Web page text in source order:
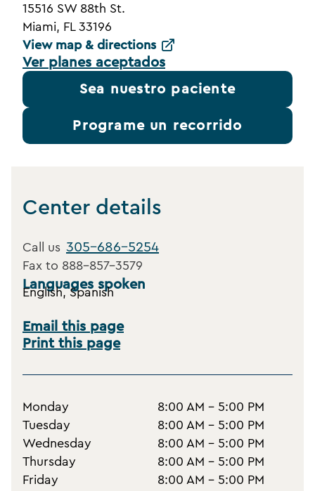
15516 SW 88th St.
Miami, FL 33196
View map & directions
Ver planes aceptados
Sea nuestro paciente
Programe un recorrido
Center details
Call us 305-686-5254
Fax to 888-857-3579
Languages spoken
English, Spanish
Email this page
Print this page
Monday
Tuesday
Wednesday
Thursday
Friday
8:00 AM - 5:00 PM
8:00 AM - 5:00 PM
8:00 AM - 5:00 PM
8:00 AM - 5:00 PM
8:00 AM - 5:00 PM